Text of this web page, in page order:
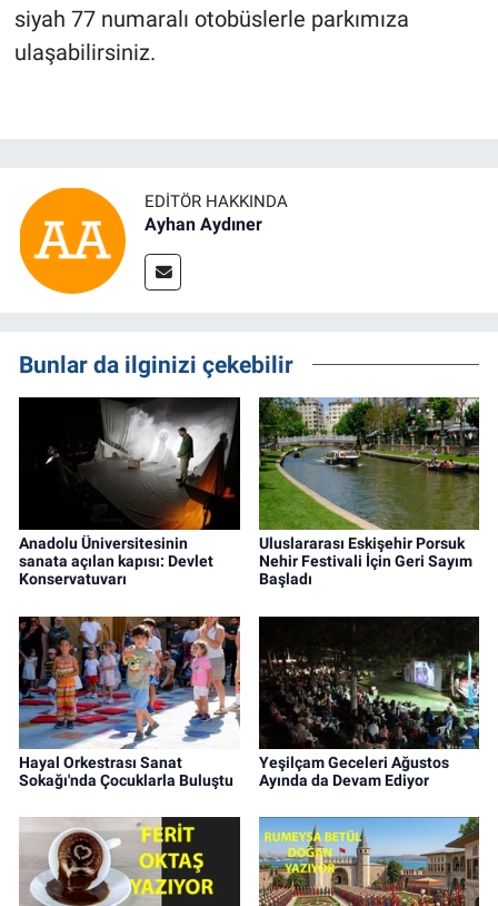
siyah 77 numaralı otobüslerle parkımıza
ulaşabilirsiniz.
EDITÖR HAKKINDA
Ayhan Aydıner
Bunlar da ilginizi çekebilir
Anadolu Üniversitesinin
sanata açılan kapısı: Devlet
Konservatuvarı
Uluslararası Eskişehir Porsuk
Nehir Festivali İçin Geri Sayım
Başladı
Hayal Orkestrası Sanat
Sokağı'nda Çocuklarla Buluştu
Yeşilçam Geceleri Ağustos
Ayında da Devam Ediyor